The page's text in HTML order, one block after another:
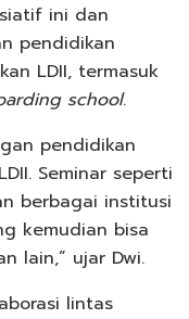
ini dan
pendidikan
LDII, termasuk
school.
pendidikan
Seminar seperti
berbagai institusi
kemudian bisa
lain,” ujar Dwi.
lintas